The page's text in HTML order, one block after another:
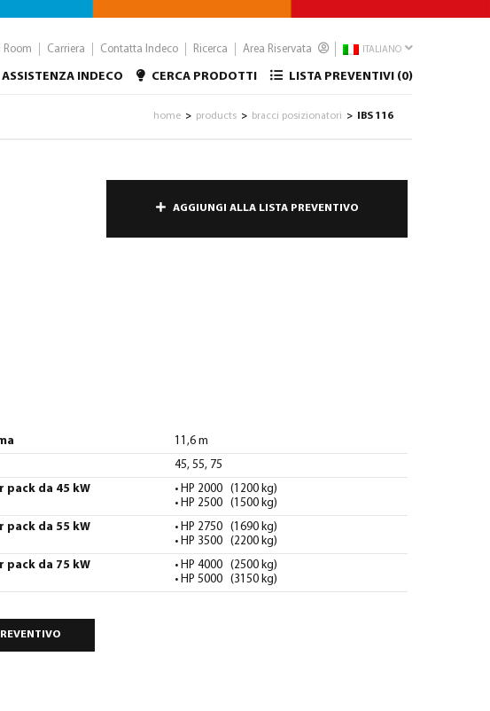
Room Carriera Contatta Indeco Ricerca Area Riservata ITALIANO
ASSISTENZA INDECO CERCA PRODOTTI LISTA PREVENTIVI (0)
home > products > bracci posizionatori > IBS 116
AGGIUNGI ALLA LISTA PREVENTIVO
11,6 m
45, 55, 75
da 45 kW
• HP 2000 (1200 kg)
• HP 2500 (1500 kg)
da 55 kW
• HP 2750 (1690 kg)
• HP 3500 (2200 kg)
da 75 kW
• HP 4000 (2500 kg)
• HP 5000 (3150 kg)